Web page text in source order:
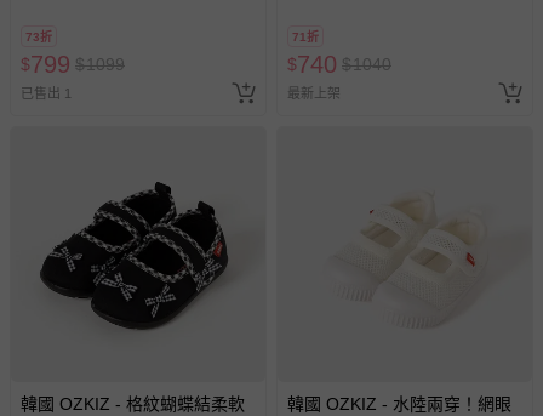
73折
$799 $1099
已售出 1
71折
$740 $1040
最新上架
韓國 OZKIZ - 格紋蝴蝶結柔軟
韓國 OZKIZ - 水陸兩穿！網眼